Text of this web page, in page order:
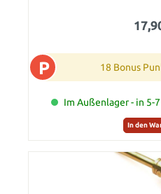
P 18 Bonus
Im Außenlager - in 5-
In den